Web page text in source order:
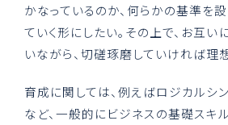
かなっているのか、何らかの基準を
ていく形にしたい。その上で、お互い
いながら、切磋琢磨していければ理
育成に関しては、例えばロジカルシ
など、一般的にビジネスの基礎スキ